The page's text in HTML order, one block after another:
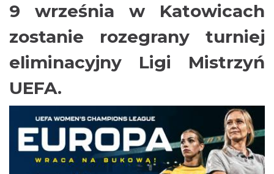
9 września w Katowicach
zostanie rozegrany turniej
eliminacyjny Ligi Mistrzyń
UEFA.